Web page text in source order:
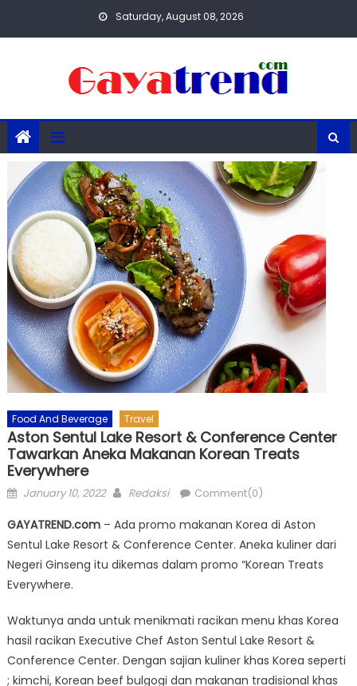
Saturday, August 08, 2026
Food And Beverage Travel
Aston Sentul Lake Resort & Conference Center
Tawarkan Aneka Makanan Korean Treats
Everywhere
Posted
January 10, 2022 Author
Redaksi Comment(0)
GAYATREND.com– Ada promo makanan Korea di Aston
Sentul Lake Resort & Conference Center. Aneka kuliner dari
Negeri Ginseng itu dikemas dalam promo “Korean Treats
Everywhere.
Waktunya anda untuk menikmati racikan menu khas Korea
hasil racikan Executive Chef Aston Sentul Lake Resort &
Conference Center. Dengan sajian kuliner khas Korea seperti
; kimchi, Korean beef bulgogi dan makanan tradisional khas